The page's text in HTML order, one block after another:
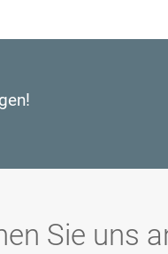
Sie uns